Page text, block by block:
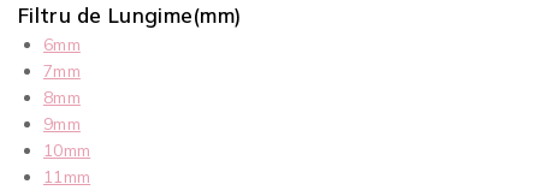
Filtru de Lungime(mm)
6mm
7mm
8mm
9mm
10mm
11mm